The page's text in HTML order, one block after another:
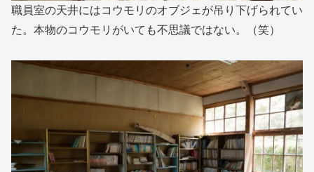
職員室の天井にはコウモリのオブジェが吊り下げられてい
た。本物のコウモリがいても不思議ではない。（笑）